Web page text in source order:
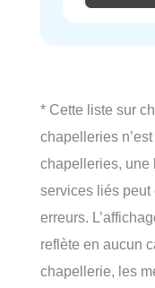
* Cette liste sur
chapelleries
chapelleries, une
services liés peut
erreurs.
reflète en aucun
chapellerie, les